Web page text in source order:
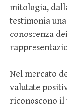
mitologia,
testimonia
conoscenza
Nel mercato
valutate
riconoscono il